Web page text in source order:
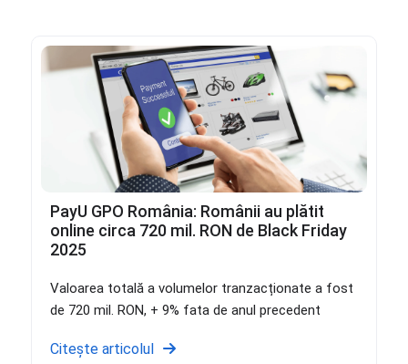
PayU GPO România: Românii au plătit
online circa 720 mil. RON de Black Friday
2025
Valoarea totală a volumelor tranzacționate a fost
de 720 mil. RON, + 9% fata de anul precedent
Citește articolul